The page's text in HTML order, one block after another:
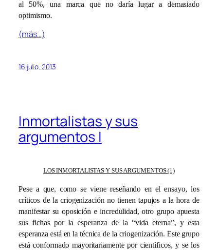
al 50%, una marca que no daría lugar a demasiado
optimismo.
(más…)
16 julio, 2013
Inmortalistas y sus
argumentos I
LOS INMORTALISTAS Y SUS ARGUMENTOS (1)
Pese a que, como se viene reseñando en el ensayo, los
críticos de la criogenización no tienen tapujos a la hora de
manifestar su oposición e incredulidad, otro grupo apuesta
sus fichas por la esperanza de la “vida eterna”, y esta
esperanza está en la técnica de la criogenización. Este grupo
está conformado mayoritariamente por científicos, y se los